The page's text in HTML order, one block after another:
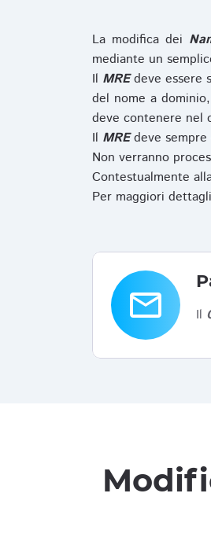
La modifica dei
mediante un
Il MREdeve essere
del nome a
deve contenere nel
Il MREdeve sempre
Non verranno
Contestualmente
Per maggiori
email Il